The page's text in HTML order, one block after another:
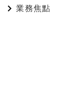
業務焦點